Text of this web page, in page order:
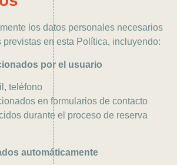
los datos personales necesarios
en esta Política, incluyendo:
por el usuario
teléfono
en formularios de contacto
durante el proceso de reserva
automáticamente